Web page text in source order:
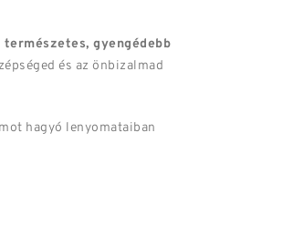
gyengédebb
és az önbizalmad
hagyó lenyomataiban